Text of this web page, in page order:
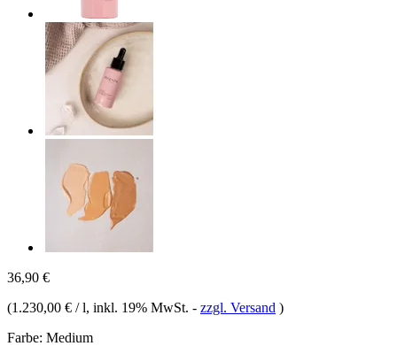
36,90 €
(1.230,00 € / l, inkl. 19% MwSt. - zzgl. Versand )
Farbe: Medium